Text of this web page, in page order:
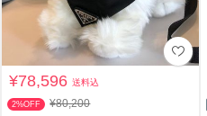
¥78,596送料込
2%OFF ¥80,200